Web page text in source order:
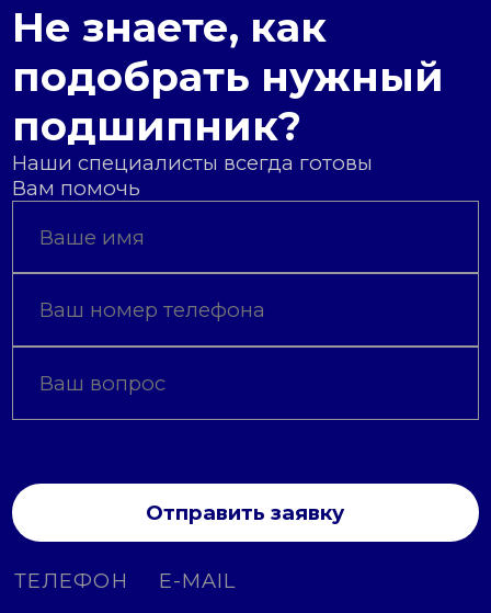
Не знаете, как
подобрать нужный
подшипник?
Наши специалисты всегда готовы
Вам помочь
Отправить заявку
ТЕЛЕФОН E-MAIL